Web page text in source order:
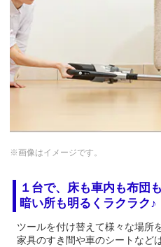
※画像はイメージです。
１台で、床も車内も布団も
暗い所も明るくラクラク♪
ツールを付け替えて様々な場所
家具のすき間や車のシートなど